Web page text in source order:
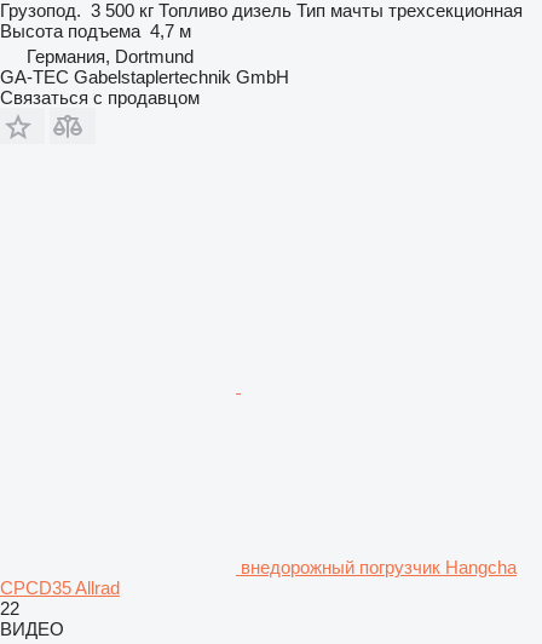
Грузопод. 3 500 кг Топливо дизель Тип мачты трехсекционная
Высота подъема 4,7 м
Германия, Dortmund
GA-TEC Gabelstaplertechnik GmbH
Связаться с продавцом
внедорожный погрузчик Hangcha
CPCD35 Allrad
22
ВИДЕО